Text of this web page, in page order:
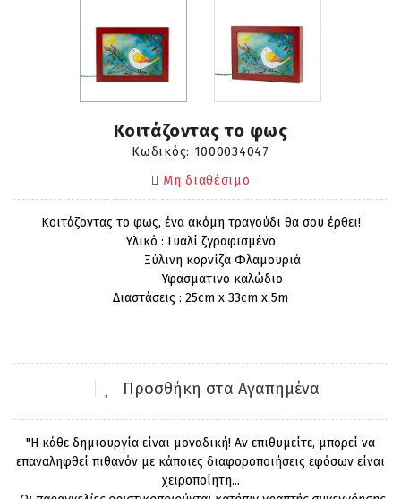
Κοιτάζοντας το φως
Κωδικός: 1000034047
Μη διαθέσιμο
Κοιτάζοντας το φως, ένα ακόμη τραγούδι θα σου έρθει!
Υλικό : Γυαλί ζγραφισμένο
Ξύλινη κορνίζα Φλαμουριά
Υφασματινο καλώδιο
Διαστάσεις : 25cm x 33cm x 5m
Προσθήκη στα Αγαπημένα
"Η κάθε δημιουργία είναι μοναδική! Αν επιθυμείτε, μπορεί να
επαναληφθεί πιθανόν με κάποιες διαφοροποιήσεις εφόσων είναι
χειροποίητη...